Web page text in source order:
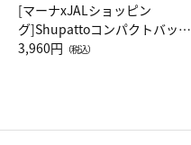
[マーナxJALショッピン
グ]Shupattoコンパクトバッグ
Drop JAL客室乗務員（LC）ス
3,960円 （税込）